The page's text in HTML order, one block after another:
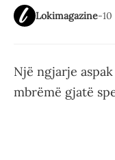
Lokimagazine-
Një ngjarje
mbrëmë gjatë